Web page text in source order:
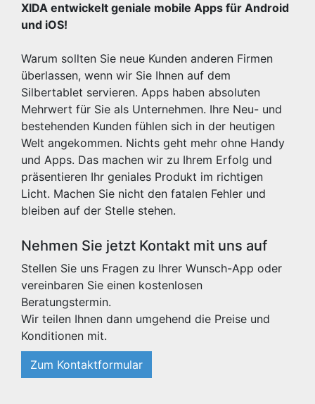
XIDA entwickelt geniale mobile Apps für Android
und iOS!
Warum sollten Sie neue Kunden anderen Firmen
überlassen, wenn wir Sie Ihnen auf dem
Silbertablet servieren. Apps haben absoluten
Mehrwert für Sie als Unternehmen. Ihre Neu- und
bestehenden Kunden fühlen sich in der heutigen
Welt angekommen. Nichts geht mehr ohne Handy
und Apps. Das machen wir zu Ihrem Erfolg und
präsentieren Ihr geniales Produkt im richtigen
Licht. Machen Sie nicht den fatalen Fehler und
bleiben auf der Stelle stehen.
Nehmen Sie jetzt Kontakt mit uns auf
Stellen Sie uns Fragen zu Ihrer Wunsch-App oder
vereinbaren Sie einen kostenlosen
Beratungstermin.
Wir teilen Ihnen dann umgehend die Preise und
Konditionen mit.
Zum Kontaktformular